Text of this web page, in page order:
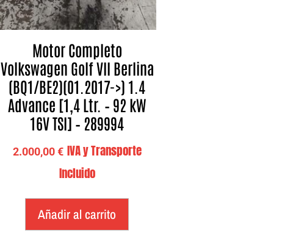
Motor Completo
Volkswagen Golf VII Berlina
(BQ1/BE2)(01.2017->) 1.4
Advance [1,4 Ltr. – 92 kW
16V TSI] – 289994
2.000,00€ IVA y Transporte
Incluido
Añadir al carrito